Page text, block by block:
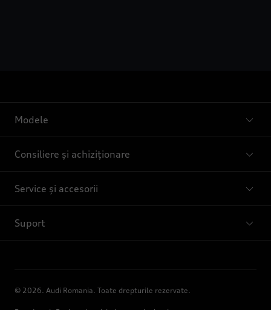
Modele
Consiliere și achiziționare
Service și accesorii
Suport
© 2026. Audi Romania. Toate drepturile rezervate.